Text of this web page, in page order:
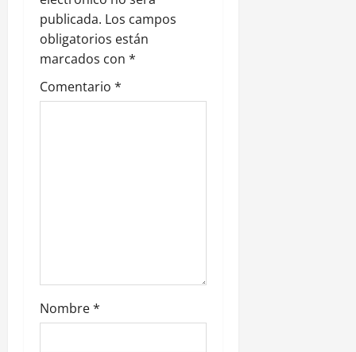
d
e
e
a
s
publicada. Los campos
obligatorios están
marcados con *
Comentario *
Nombre*